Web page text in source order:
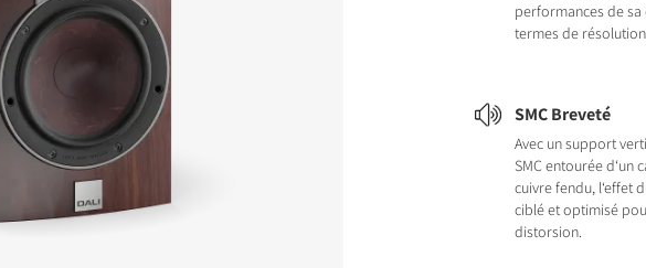
performances de
termes de
SMC Breveté
Avec un support
SMC entourée d‘un
cuivre fendu, l‘effet
ciblé et optimisé
distorsion.